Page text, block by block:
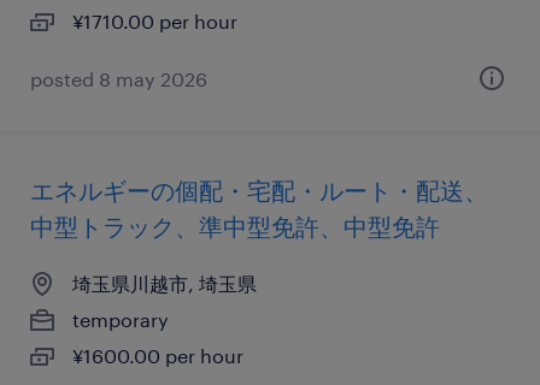
¥1710.00 per hour
posted 8 may 2026
エネルギーの個配・宅配・ルート・配送、
中型トラック、準中型免許、中型免許
埼玉県川越市, 埼玉県
temporary
¥1600.00 per hour